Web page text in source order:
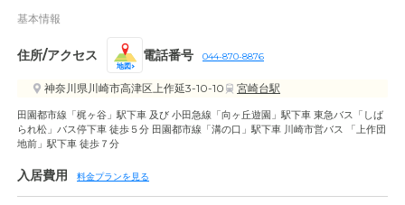
基本情報
住所/アクセス
地図
電話番号 044-870-8876
神奈川県川崎市高津区上作延3-10-10 宮崎台駅
田園都市線「梶ヶ谷」駅下車 及び 小田急線「向ヶ丘遊園」駅下車 東急バス「しば
られ松」バス停下車 徒歩５分 田園都市線「溝の口」駅下車 川崎市営バス 「上作団
地前」駅下車 徒歩７分
入居費用 料金プランを見る